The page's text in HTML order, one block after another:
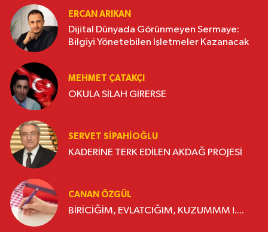
ERCAN ARIKAN
Dijital Dünyada Görünmeyen Sermaye:
Bilgiyi Yönetebilen İşletmeler Kazanacak
MEHMET ÇATAKÇI
OKULA SİLAH GİRERSE
SERVET SİPAHİOĞLU
KADERİNE TERK EDİLEN AKDAĞ PROJESİ
CANAN ÖZGÜL
BİRİCİĞİM, EVLATCIĞIM, KUZUMMM !....